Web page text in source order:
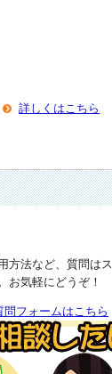
詳しくはこちら
方法など、質問はス
お気軽にどうぞ！
問フォームはこちら